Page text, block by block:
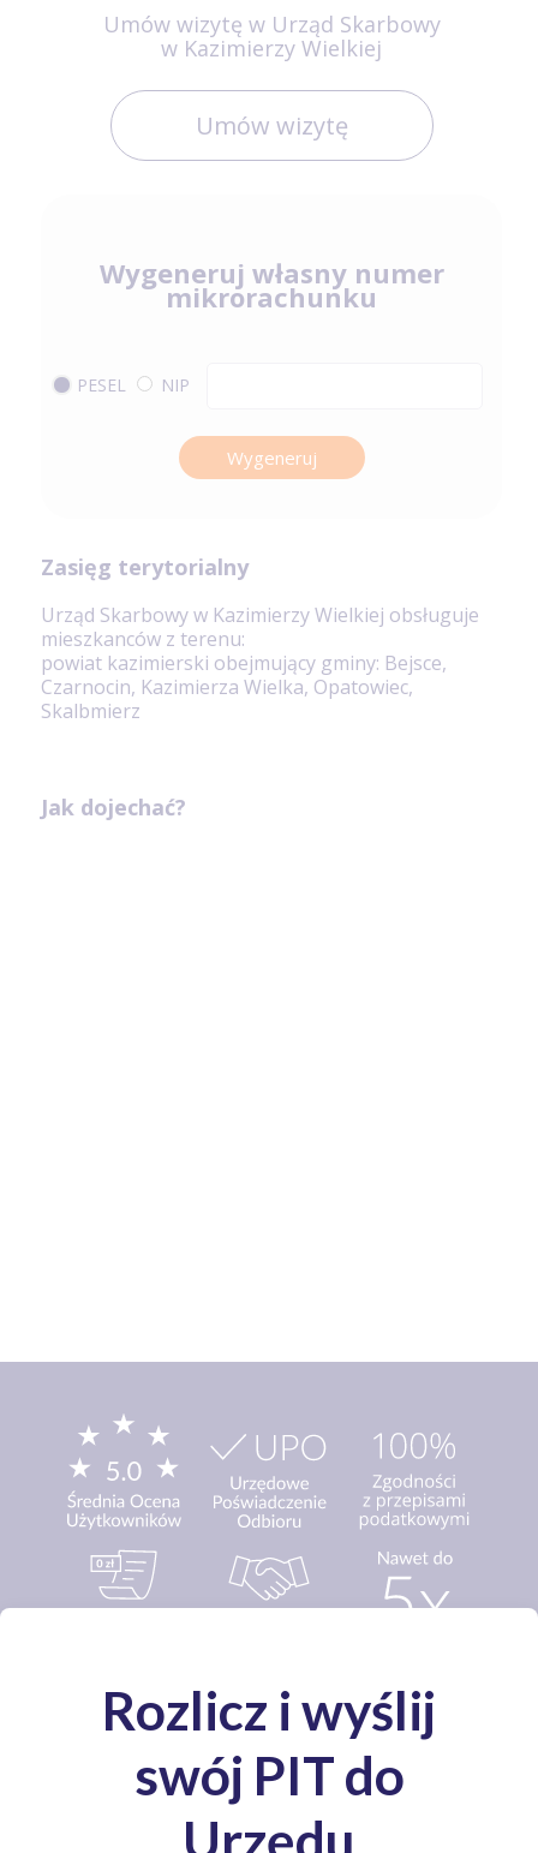
Umów wizytę w Urząd Skarbowy
w Kazimierzy Wielkiej
Umów wizytę
Wygeneruj własny numer
mikrorachunku
PESEL NIP
Wygeneruj
Zasięg terytorialny
Urząd Skarbowy w Kazimierzy Wielkiej obsługuje
mieszkanców z terenu:
powiat kazimierski obejmujący gminy: Bejsce,
Czarnocin, Kazimierza Wielka, Opatowiec,
Skalbmierz
Jak dojechać?